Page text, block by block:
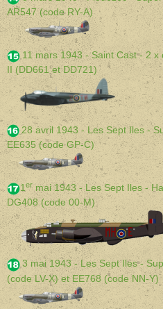
AR547 (code RY-A)
11 mars 1943 - Saint Cast - 2
II (DD661 et DD721)
28 avril 1943 - Les Sept Iles -
EE635 (code GP-C)
1ermai 1943 - Les Sept Iles -
DG408 (code 00-M)
3 mai 1943 - Les Sept Iles -
(code LV-X) et EE768 (code NN-Y)